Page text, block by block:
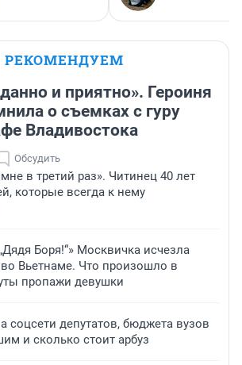
РЕКОМЕНДУЕМ
и приятно». Героиня
о съемках с гуру
Владивостока
Обсудить
в третий раз». Читинец 40 лет
которые всегда к нему
Боря!“» Москвичка исчезла
Вьетнаме. Что произошло в
пропажи девушки
соцсети депутатов, бюджета вузов
и сколько стоит арбуз